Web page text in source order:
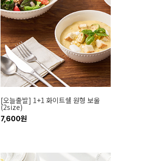
[오늘출발] 1+1 화이트쉘 원형 보울
(2size)
7,600원